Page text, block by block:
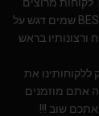
חוזרים אשר הפכו כבר לבני בית.אנחנו צוות BESTIESHOES שמים דגש על
ורצונותיו בראש
את
אתם מוזמנים
שוב !!!